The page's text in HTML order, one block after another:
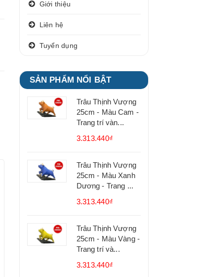
Giới thiệu
Liên hệ
Tuyển dụng
SẢN PHẨM NỔI BẬT
Trâu Thịnh Vượng
25cm - Màu Cam -
Trang trí vàn...
3.313.440₫
Trâu Thịnh Vượng
25cm - Màu Xanh
Dương - Trang ...
3.313.440₫
Trâu Thịnh Vượng
25cm - Màu Vàng -
Trang trí và...
3.313.440₫